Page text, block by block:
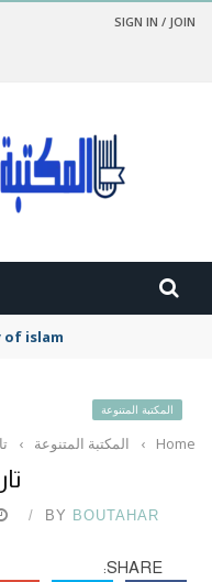
SIGN IN / JOIN
of islam
المكتبة المتنوعة
Home
› المكتبة المتنوعة ›
BY BOUTAHAR
SHARE: